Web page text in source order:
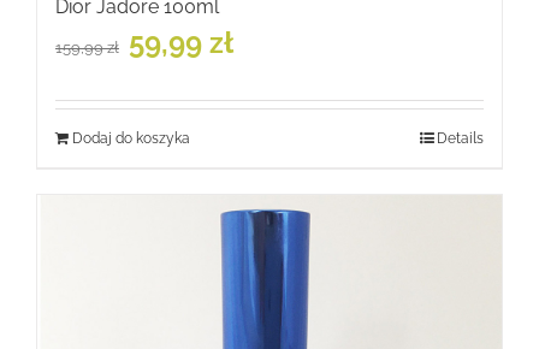
Dior Jadore 100ml
159,99zł
Pierwotna
cena
159,99 zł.
59,99 złcena
59,99 zł.
Dodaj do koszyka Details